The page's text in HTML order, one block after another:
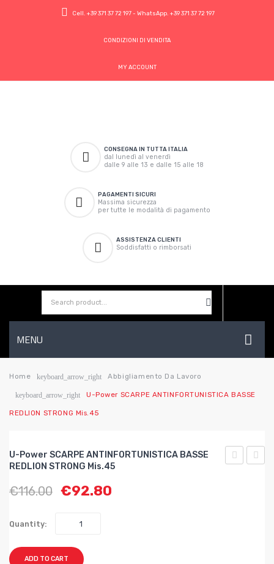
Cell. +39 371 37 72 197- WhatsApp. +39 371 37 72 197
CONDIZIONI DI VENDITA
MY ACCOUNT
CONSEGNA IN TUTTA ITALIA
dal lunedì al venerdì
dalle 9 alle 13 e dalle 15 alle 18
PAGAMENTI SICURI
Massima sicurezza
per tutte le modalità di pagamento
ASSISTENZA CLIENTI
Soddisfatti o rimborsati
MENU
HOME
AZIENDA
WISHLIST
Home keyboard_arrow_right Abbigliamento Da Lavoro
keyboard_arrow_right U-Power SCARPE ANTINFORTUNISTICA BASSE
REDLION STRONG Mis.45
U-Power SCARPE ANTINFORTUNISTICA BASSE
REDLION STRONG Mis.45
€116.00 €92.80
Quantity:
ADD TO CART